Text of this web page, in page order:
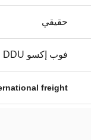
حقيقي
فوب إكسو DDP DDU، فوب، EXW، DDP، DDU
freight